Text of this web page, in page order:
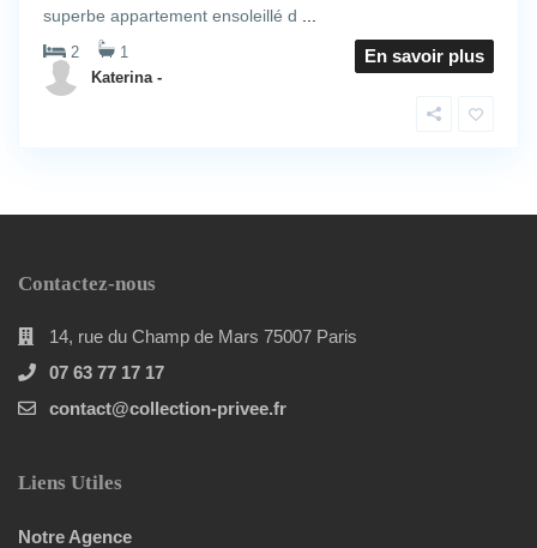
superbe appartement ensoleillé d
2 1 En savoir plus
Katerina -
Contactez-nous
14, rue du Champ de Mars 75007 Paris
07 63 77 17 17
contact@collection-privee.fr
Liens Utiles
Notre Agence